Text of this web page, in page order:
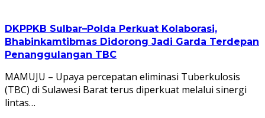
DKPPKB Sulbar–Polda Perkuat Kolaborasi,
Bhabinkamtibmas Didorong Jadi Garda Terdepan
Penanggulangan TBC
MAMUJU – Upaya percepatan eliminasi Tuberkulosis
(TBC) di Sulawesi Barat terus diperkuat melalui sinergi
lintas…